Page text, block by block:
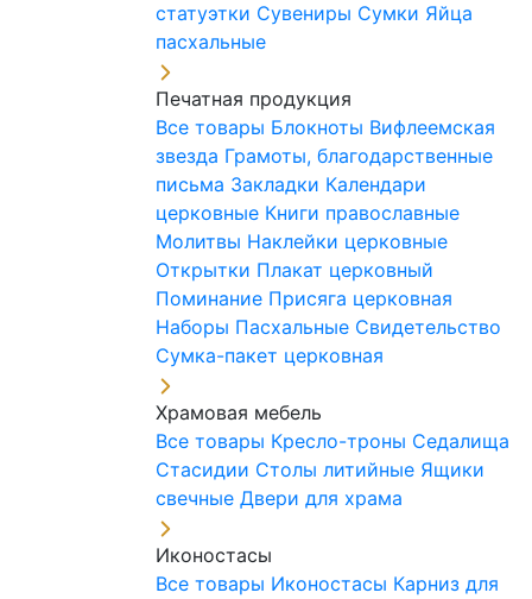
статуэтки Сувениры Сумки Яйца
пасхальные
Печатная продукция
Все товары Блокноты Вифлеемская
звезда Грамоты, благодарственные
письма Закладки Календари
церковные Книги православные
Молитвы Наклейки церковные
Открытки Плакат церковный
Поминание Присяга церковная
Наборы Пасхальные Свидетельство
Сумка-пакет церковная
Храмовая мебель
Все товары Кресло-троны Седалища
Стасидии Столы литийные Ящики
свечные Двери для храма
Иконостасы
Все товары Иконостасы Карниз для